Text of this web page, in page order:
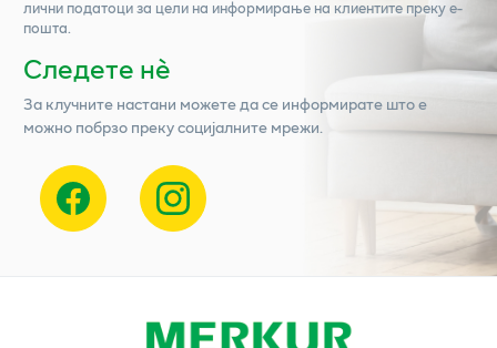
лични податоци за цели на информирање на клиентите преку е-
пошта.
Следете нѐ
За клучните настани можете да се информирате што е
можно побрзо преку социјалните мрежи.